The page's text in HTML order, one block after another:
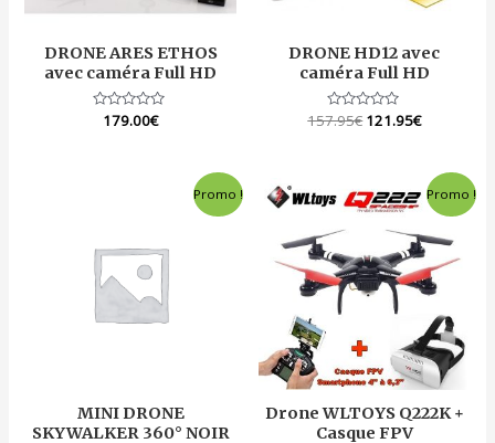
DRONE ARES ETHOS
avec caméra Full HD
Note
179.00€
DRONE HD12 avec
caméra Full HD
Note
157.95€ 121.95€
Promo !
MINI DRONE
SKYWALKER 360° NOIR
Promo !
Drone WLTOYS Q222K +
Casque FPV